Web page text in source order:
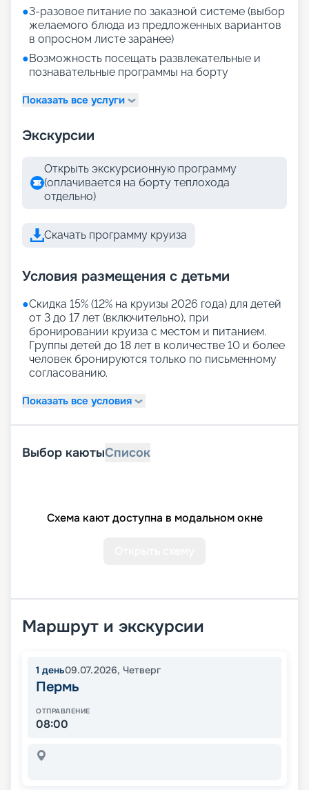
●3-разовое питание по заказной системе (выбор
желаемого блюда из предложенных вариантов
в опросном листе заранее)
●Возможность посещать развлекательные и
познавательные программы на борту
Показать все услуги
Экскурсии
Открыть экскурсионную программу
(оплачивается на борту теплохода
отдельно)
Скачать программу круиза
Условия размещения с детьми
●Скидка 15% (12% на круизы 2026 года) для детей
от 3 до 17 лет (включительно), при
бронировании круиза с местом и питанием.
Группы детей до 18 лет в количестве 10 и более
человек бронируются только по письменному
согласованию.
Показать все условия
Выбор каютыСписок
Схема кают доступна в модальном окне
Маршрут и экскурсии
1 день09.07.2026, Четверг
Пермь
ОТПРАВЛЕНИЕ
08:00